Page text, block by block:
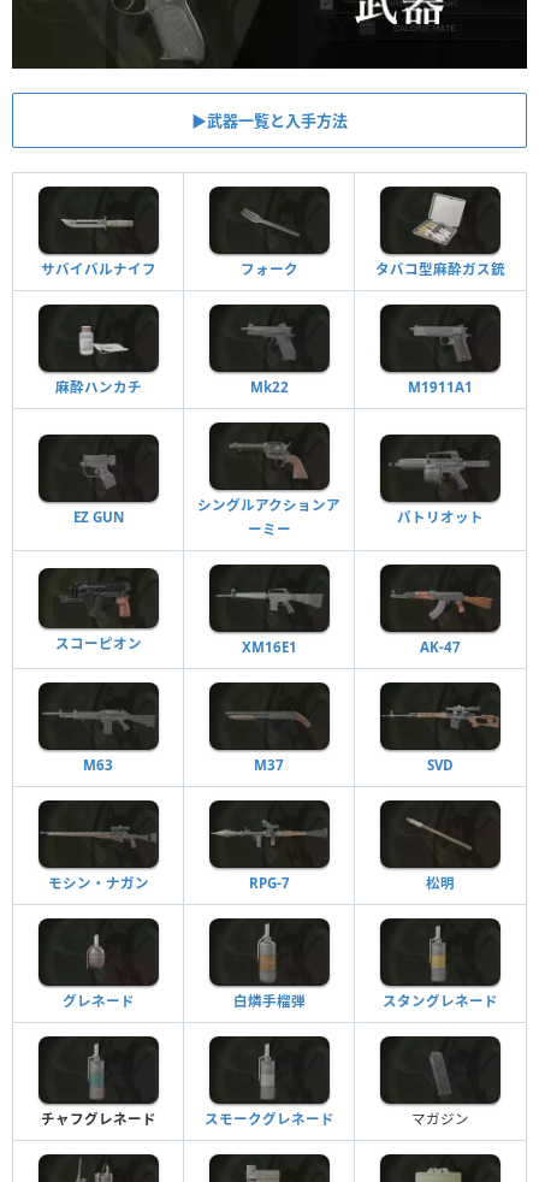
▶︎武器一覧と入手方法
サバイバルナイフ フォーク タバコ型麻酔ガス銃
麻酔ハンカチ Mk22 M1911A1
EZ GUN
シングルアクションア
ーミー
パトリオット
スコーピオン XM16E1 AK-47
M63 M37 SVD
モシン・ナガン RPG-7 松明
グレネード 白燐手榴弾 スタングレネード
チャフグレネード スモークグレネード マガジン